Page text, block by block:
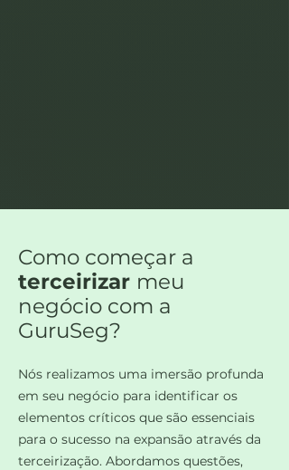
Como começar a
terceirizar meu
negócio com a
GuruSeg?
Nós realizamos uma imersão profunda
em seu negócio para identificar os
elementos críticos que são essenciais
para o sucesso na expansão através da
terceirização. Abordamos questões,